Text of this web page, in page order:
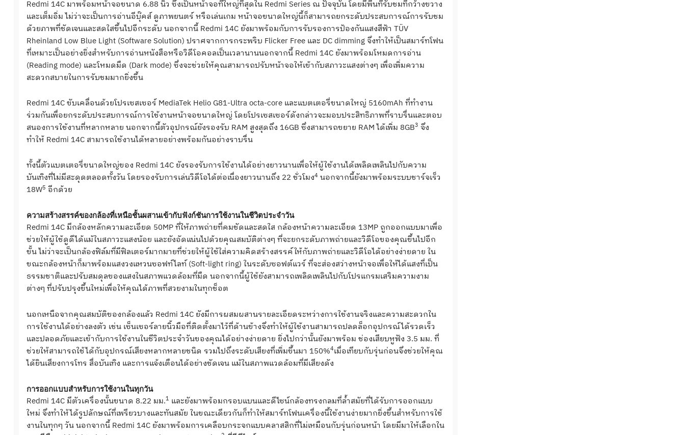
Redmi 14Cมาพร้อมหน้าจอขนาด 6.88 นิ้ว ซึ่งเป็นหน้าจอที่ใหญ่ที่สุดใน Redmi Series ณ ปัจจุบัน โดยมีพื้นที่รับชมที่กว้างขวาง
และเต็มอิ่ม ไม่ว่าจะเป็นการอ่านอีบุ๊คส์ ดูภาพยนตร์ หรือเล่นเกม หน้าจอขนาดใหญ่นี้ก็สามารถยกระดับประสบการณ์การรับชม
ด้วยภาพที่ชัดเจนและสดใสขึ้นไปอีกระดับ นอกจากนี้ Redmi 14C ยังมาพร้อมกับการรับรองการป้องกันแสงสีฟ้า TÜV
Rheinland Low Blue Light (Software Solution) ปราศจากการกระพริบ Flicker Free และ DC dimmingจึงทำให้เป็นสมาร์ทโฟน
ที่เหมาะเป็นอย่างยิ่งสำหรับการอ่านหนังสือหรือวิดีโอคอลเป็นเวลานานนอกจากนี้ Redmi 14C ยังมาพร้อมโหมดการอ่าน
(Reading mode) และโหมดมืด (Dark mode) ซึ่งจะช่วยให้คุณสามารถปรับหน้าจอให้เข้ากับสภาวะแสงต่างๆ เพื่อเพิ่มความ
สะดวกสบายในการรับชมมากยิ่งขึ้น
Redmi 14Cขับเคลื่อนด้วยโปรเซสเซอร์MediaTek Helio G81-Ultra octa-core และแบตเตอรี่ขนาดใหญ่ 5160mAh ที่ทำงาน
ร่วมกันเพื่อยกระดับประสบการณ์การใช้งานหน้าจอขนาดใหญ่ โดยโปรเซสเซอร์ดังกล่าวจะมอบประสิทธิภาพที่ราบรื่นและตอบ
สนองการใช้งานที่หลากหลาย นอกจากนี้ตัวอุปกรณ์ยังรองรับ RAM สูงสุดถึง 16GB ซึ่งสามารถขยาย RAMได้เพิ่ม 8GB3 จึง
ทำให้ Redmi 14C สามารถใช้งานได้หลายอย่างพร้อมกันอย่างราบรื่น
ทั้งนี้ตัวแบตเตอรี่ขนาดใหญ่ของ Redmi 14C ยังรองรับการใช้งานได้อย่างยาวนานเพื่อให้ผู้ใช้งานได้เพลิดเพลินไปกับความ
บันเทิงที่ไม่มีสะดุดตลอดทั้งวัน โดยรองรับการเล่นวิดีโอได้ต่อเนื่องยาวนานถึง 22 ชั่วโมง4 นอกจากนี้ยังมาพร้อมระบบชาร์จเร็ว
18W5 อีกด้วย
ความสร้างสรรค์ของกล้องที่เหนือชั้นผสานเข้ากับฟังก์ชันการใช้งานในชีวิตประจำวัน
Redmi 14Cมีกล้องหลักความละเอียด 50MPที่ให้ภาพถ่ายที่คมชัดและสดใส กล้องหน้าความละเอียด 13MP ถูกออกแบบมาเพื่อ
ช่วยให้ผู้ใช้ดูดีได้แม้ในสภาวะแสงน้อย และยังอัดแน่นไปด้วยคุณสมบัติต่างๆ ที่จะยกระดับภาพถ่ายและวิดีโอของคุณขึ้นไปอีก
ขั้น ไม่ว่าจะเป็นกล้องฟิล์มที่มีฟิลเตอร์มากมายที่ช่วยให้ผู้ใช้ใส่ความคิดสร้างสรรค์ให้กับภาพถ่ายและวิดีโอได้อย่างง่ายดาย ใน
ขณะกล้องหน้าก็มาพร้อมแสงวงแหวนซอฟท์ไลท์ (Soft-light ring) ในระดับซอฟต์แวร์ ที่จะส่องสว่างหน้าจอเพื่อให้ได้แสงที่เป็น
ธรรมชาติและปรับสมดุลของแสงในสภาพแวดล้อมที่มืด นอกจากนี้ผู้ใช้ยังสามารถเพลิดเพลินไปกับโปรแกรมเสริมความงาม
ต่างๆ ที่ปรับปรุงขึ้นใหม่เพื่อให้คุณได้ภาพที่สวยงามในทุกช็อต
นอกเหนือจากคุณสมบัติของกล้องแล้ว Redmi 14C ยังมีการผสมผสานรายละเอียดระหว่างการใช้งานจริงและความสะดวกใน
การใช้งานได้อย่างลงตัว เช่น เซ็นเซอร์ลายนิ้วมือที่ติดตั้งมาไว้ที่ด้านข้างจึงทำให้ผู้ใช้งานสามารถปลดล็อกอุปกรณ์ได้รวดเร็ว
และปลอดภัยและเข้ากับการใช้งานในชีวิตประจำวันของคุณได้อย่างง่ายดาย ยิ่งไปกว่านั้นยังมาพร้อม ช่องเสียบหูฟัง 3.5 มม. ที่
ช่วยให้สามารถใช้ได้กับอุปกรณ์เสียงหลากหลายชนิด รวมไปถึงระดับเสียงที่เพิ่มขึ้นมา 150%4เมื่อเทียบกับรุ่นก่อนจึงช่วยให้คุณ
ได้ยินเสียงการโทร สื่อบันเทิง และการแจ้งเตือนได้อย่างชัดเจน แม้ในสภาพแวดล้อมที่มีเสียงดัง
การออกแบบสำหรับการใช้งานในทุกวัน
Redmi 14Cมีตัวเครื่องนั้นขนาด 8.22 มม.1 และยังมาพร้อมกรอบแบนและดีไซน์กล้องทรงกลมที่ล้ำสมัยที่ได้รับการออกแบบ
ใหม่ จึงทำให้ได้รูปลักษณ์ที่เพรียวบางและทันสมัย ในขณะเดียวกันก็ทำให้สมาร์ทโฟนเครื่องนี้ใช้งานง่ายมากยิ่งขึ้นสำหรับการใช้
งานในทุกๆ วัน นอกจากนี้ Redmi 14C ยังมาพร้อมการเคลือบกระจกแบบคลาสสิกที่ไม่เหมือนกับรุ่นก่อนหน้า โดยมีมาให้เลือกใน